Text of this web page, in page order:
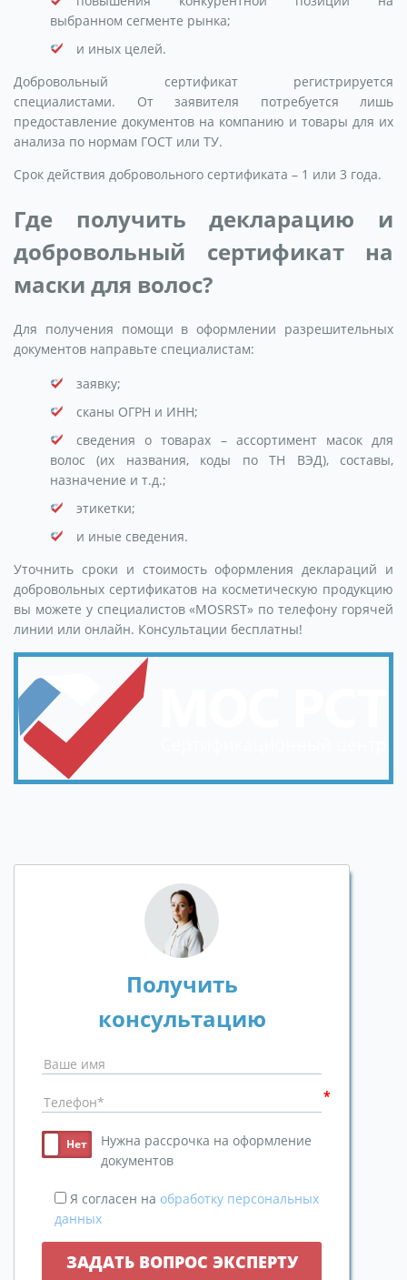
выбранном сегменте рынка;
и иных целей.
Добровольный сертификат регистрируется
специалистами. От заявителя потребуется лишь
предоставление документов на компанию и товары для их
анализа по нормам ГОСТ или ТУ.
Срок действия добровольного сертификата – 1 или 3 года.
Где получить декларацию и
добровольный сертификат на
маски для волос?
Для получения помощи в оформлении разрешительных
документов направьте специалистам:
заявку;
сканы ОГРН и ИНН;
сведения о товарах – ассортимент масок для
волос (их названия, коды по ТН ВЭД), составы,
назначение и т.д.;
этикетки;
и иные сведения.
Уточнить сроки и стоимость оформления деклараций и
добровольных сертификатов на косметическую продукцию
вы можете у специалистов «MOSRST» по телефону горячей
линии или онлайн. Консультации бесплатны!
Получить
консультацию
Нужна рассрочка на оформление
документов
Я согласен на обработку персональных
данных